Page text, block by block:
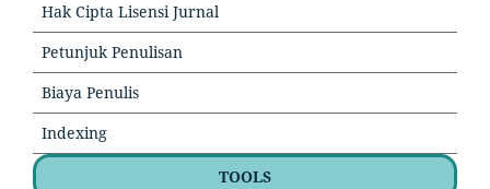
Hak Cipta Lisensi Jurnal
Petunjuk Penulisan
Biaya Penulis
Indexing
TOOLS